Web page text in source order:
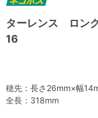
ターレンス ロン
16
穂先：長さ26mm×幅
全長：318mm